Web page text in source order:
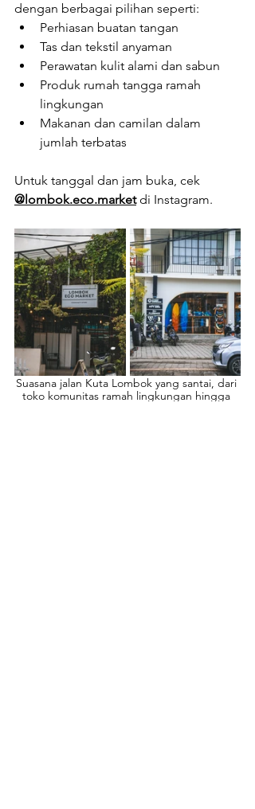
dengan berbagai pilihan seperti:
Perhiasan buatan tangan
Tas dan tekstil anyaman
Perawatan kulit alami dan sabun
Produk rumah tangga ramah
lingkungan
Makanan dan camilan dalam
jumlah terbatas
Untuk tanggal dan jam buka, cek
@lombok.eco.market di Instagram.
Suasana jalan Kuta Lombok yang santai, dari
toko komunitas ramah lingkungan hingga